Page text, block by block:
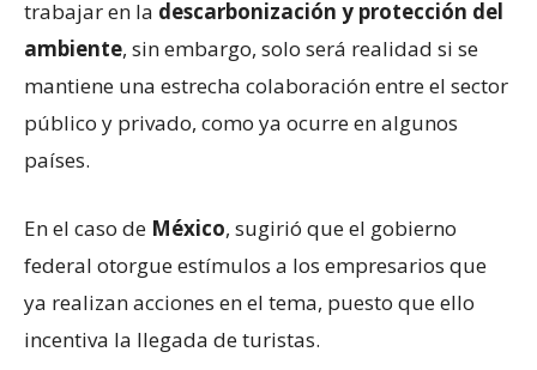
trabajar en la descarbonización y protección del
ambiente, sin embargo, solo será realidad si se
mantiene una estrecha colaboración entre el sector
público y privado, como ya ocurre en algunos
países.
En el caso de México, sugirió que el gobierno
federal otorgue estímulos a los empresarios que
ya realizan acciones en el tema, puesto que ello
incentiva la llegada de turistas.